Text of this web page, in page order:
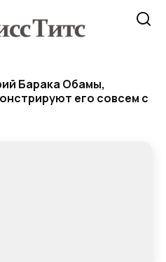
Барака Обамы,
его совсем с